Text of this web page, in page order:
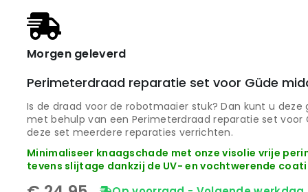
Morgen geleverd
Perimeterdraad reparatie set voor Güde
Is de draad voor de robotmaaier stuk? Dan kunt u deze
met behulp van een Perimeterdraad reparatie set voor
deze set meerdere reparaties verrichten.
Minimaliseer knaagschade met onze visolie vrije
tevens slijtage dankzij de UV- en vochtwerende